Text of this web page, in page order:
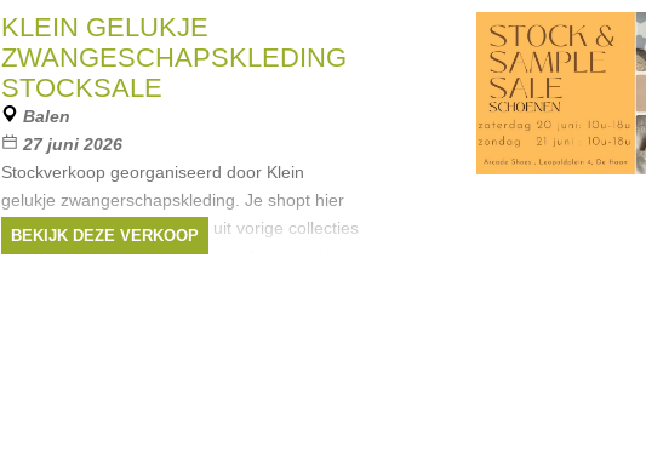
KLEIN GELUKJE
ZWANGESCHAPSKLEDING
STOCKSALE
Balen
27 juni 2026
Stockverkoop georganiseerd door Klein
gelukje zwangerschapskleding. Je shopt hier
dus zwangerschapskleding uit vorige collecties
aan spotprijzen. Betalen kan cash, payconiq
BEKIJK DEZE VERKOOP